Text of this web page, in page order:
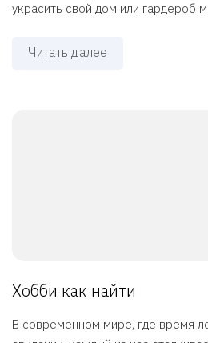
украсить свой дом или гардероб
Читать далее
Хобби как найти
В современном мире, где время